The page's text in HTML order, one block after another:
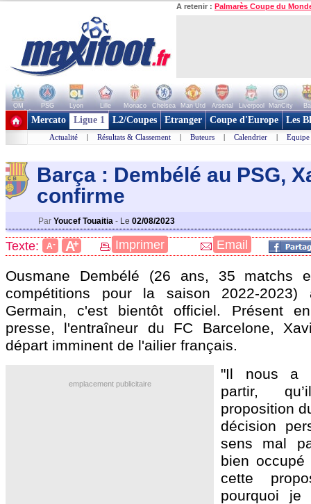
A retenir : Palmarès Coupe du
OM PSG Lyon Lille Monaco Chelsea Man Utd Arsenal Liverpool ManCity
+ de clubs
Mercato Ligue 1 L2/Coupes Etranger Coupe d'Europe Les
Actualité | Résultats & Classement | Buteurs | Calendrier | Equipe
Barça : Dembélé au PSG,
confirme
Par Youcef Touaitia - Le 02/08/2023
Texte: A- A+ Imprimer Email
Ousmane Dembélé (26 ans, 35 matchs
compétitions pour la saison 2022-2023)
Germain, c'est bientôt officiel. Présent
presse, l'entraîneur du FC Barcelone,
départ imminent de l'ailier français.
emplacement publicitaire
"Il nous a
partir,
proposition
décision
sens mal
bien
cette
pourquoi